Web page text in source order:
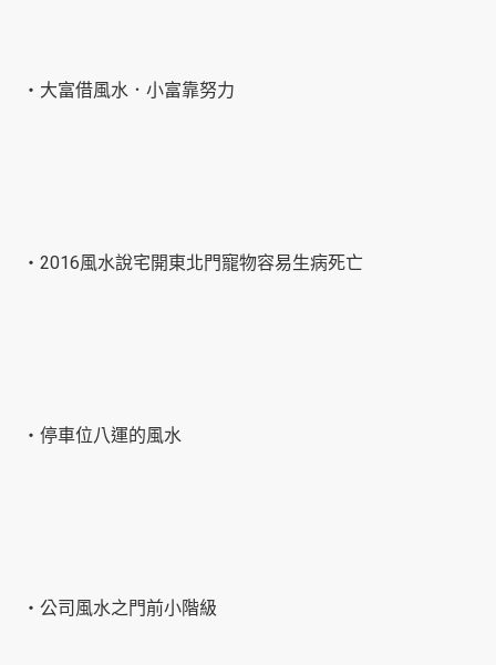
‧大富借風水．小富靠努力
‧2016風水說宅開東北門寵物容易生病死亡
‧停車位八運的風水
‧公司風水之門前小階級